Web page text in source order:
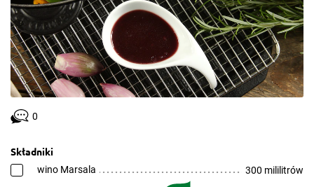
0
Składniki
wino Marsala 300 mililitrów